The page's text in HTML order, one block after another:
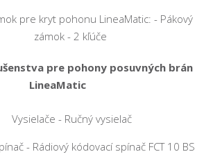
pre kryt pohonu LineaMatic: - Pákový
zámok - 2 kľúče
pre pohony posuvných brán
LineaMatic
Vysielače - Ručný vysielač
- Rádiový kódovací spínač FCT 10 BS